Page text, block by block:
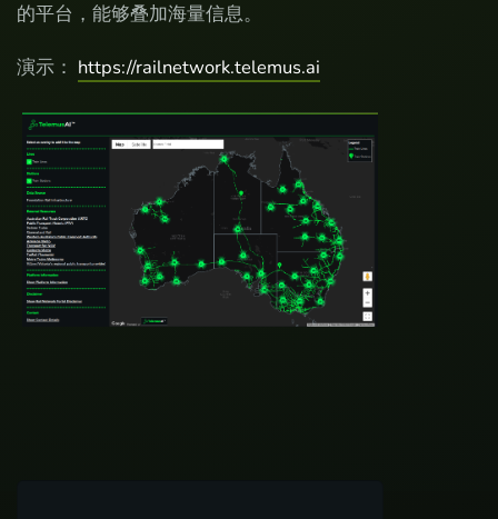
的平台，能够叠加海量信息。
演示： https://railnetwork.telemus.ai